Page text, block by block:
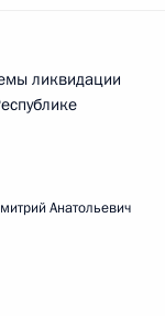
ликвидации
Анатольевич